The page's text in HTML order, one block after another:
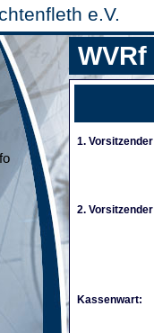
e.V.
WVRf
1.
2.
Kassenwart: